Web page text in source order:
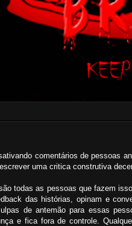
comentários de pessoas
uma critica construtiva
todas as pessoas que fazem
das histórias, opinam e
de antemão para essas
e fica fora de controle.